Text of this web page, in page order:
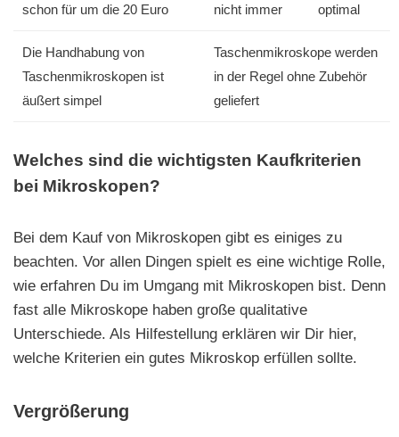
schon für um die 20 Euro
nicht immer optimal
Die Handhabung von
Taschenmikroskopen ist
äußert simpel
Taschenmikroskope werden
in der Regel ohne Zubehör
geliefert
Welches sind die wichtigsten Kaufkriterien
bei Mikroskopen?
Bei dem Kauf von Mikroskopen gibt es einiges zu
beachten. Vor allen Dingen spielt es eine wichtige Rolle,
wie erfahren Du im Umgang mit Mikroskopen bist. Denn
fast alle Mikroskope haben große qualitative
Unterschiede. Als Hilfestellung erklären wir Dir hier,
welche Kriterien ein gutes Mikroskop erfüllen sollte.
Vergrößerung